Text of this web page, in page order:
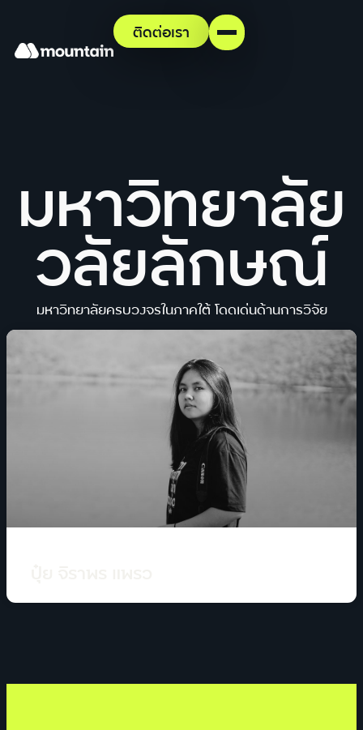
ติดต่อเรา
มหาวิทยาลัย
วลัยลักษณ์
มหาวิทยาลัยครบวงจรในภาคใต้ โดดเด่นด้านการวิจัย